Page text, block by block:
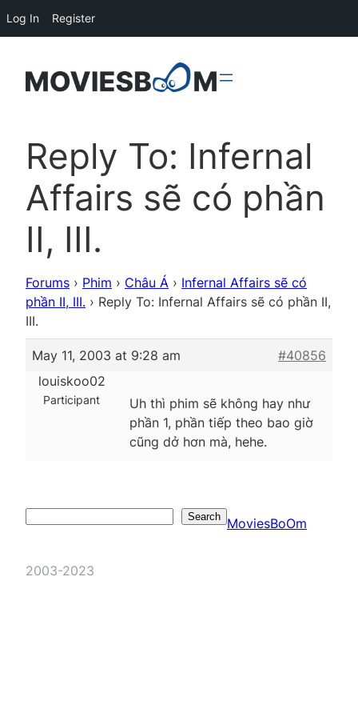
Reply To: Infernal
Affairs sẽ có phần
II, III.
Forums › Phim › Châu Á › Infernal Affairs sẽ có
phần II, III. › Reply To: Infernal Affairs sẽ có phần II,
III.
May 11, 2003 at 9:28 am
#40856
louiskoo02
Participant
Uh thì phim sẽ không hay như
phần 1, phần tiếp theo bao giờ
cũng dở hơn mà, hehe.
Search MoviesBoOm
2003-2023
Log In Register